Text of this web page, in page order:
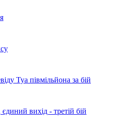
Туа півмільйона за бій
вихід - третій бій